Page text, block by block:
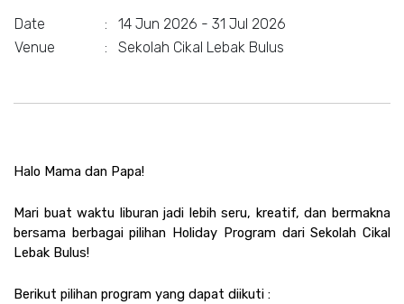
Date :
14 Jun 2026 - 31 Jul 2026
Venue
: Sekolah Cikal Lebak Bulus
Halo Mama dan Papa!
Mari buat waktu liburan jadi lebih seru, kreatif, dan bermakna
bersama berbagai pilihan Holiday Program dari Sekolah Cikal
Lebak Bulus!
Berikut pilihan program yang dapat diikuti :